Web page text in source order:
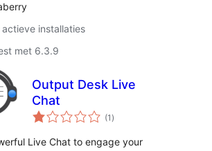
actieve installaties
met 6.3.9
Output Desk Live
Chat
(1 totaal
waarderingen
)
Live Chat to engage your